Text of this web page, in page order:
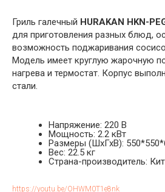
Гриль галечный HURAKAN HKN-
для приготовления разных блюд,
возможность поджаривания
Модель имеет круглую жарочную
нагрева и термостат. Корпус
стали.
Напряжение: 220 В
Мощность: 2.2 кВт
Размеры (ШхГхВ):
Вес: 22.5 кг
Страна-производитель:
https://youtu.be/OHWM0T1e8nk